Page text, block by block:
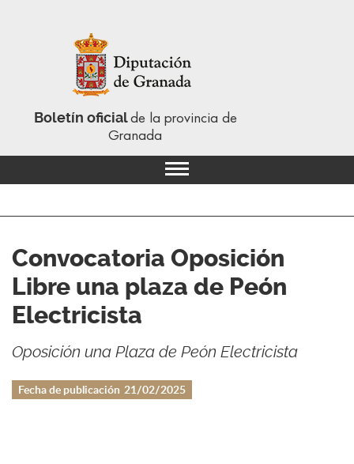
Boletín oficialde la provincia de
Granada
Convocatoria Oposición
Libre una plaza de Peón
Electricista
Oposición una Plaza de Peón Electricista
Fecha de publicación 21/02/2025